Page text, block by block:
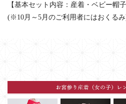
【基本セット内容：産着・ベビー帽
(※10月～5月のご利用者にはおくる